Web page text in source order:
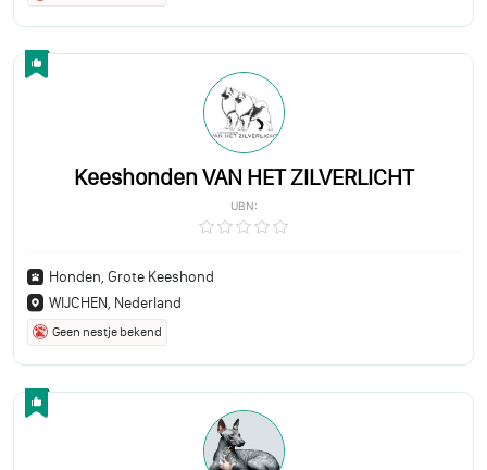
Keeshonden VAN HET ZILVERLICHT
UBN:
Honden, Grote Keeshond
WIJCHEN, Nederland
Geen nestje bekend